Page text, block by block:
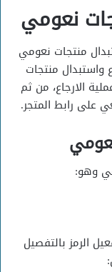
نعومي
منتجات نعومي
واستبدال منتجات
الارجاع، من ثم
على رابط المتجر.
وهو:
الرمز بالتفصيل